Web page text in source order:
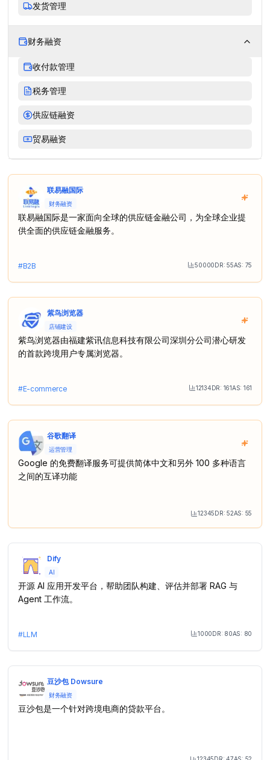
发货管理
财务融资
收付款管理
税务管理
供应链融资
贸易融资
联易融国际
财务融资
联易融国际是一家面向全球的供应链金融公司，为全球企业提
供全面的供应链金融服务。
#B2B Month Visit
50000DR:55AS: 75
紫鸟浏览器
店铺建设
紫鸟浏览器由福建紫讯信息科技有限公司深圳分公司潜心研发
的首款跨境用户专属浏览器。
#E-commerce Month Visit
12134DR: 161AS: 161
谷歌翻译
运营管理
Google 的免费翻译服务可提供简体中文和另外 100 多种语言
之间的互译功能
Month Visit
12345DR:52AS: 55
Dify
AI
开源 AI 应用开发平台，帮助团队构建、评估并部署 RAG 与
Agent 工作流。
#LLM Month Visit
1000DR: 80AS: 80
豆沙包 Dowsure
财务融资
豆沙包是一个针对跨境电商的贷款平台。